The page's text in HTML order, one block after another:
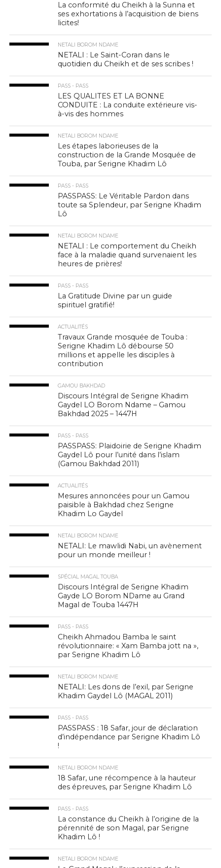
La conformité du Cheikh à la Sunna et
ses exhortations à l’acquisition de biens
licites!
NETALI BOROM NDAME
NETALI : Le Saint-Coran dans le
quotidien du Cheikh et de ses scribes !
PASS - PASS
LES QUALITES ET LA BONNE
CONDUITE : La conduite extérieure vis-
à-vis des hommes
NETALI BOROM NDAME
Les étapes laborieuses de la
construction de la Grande Mosquée de
Touba, par Serigne Khadim Lô
PASS - PASS
PASSPASS: Le Véritable Pardon dans
toute sa Splendeur, par Serigne Khadim
Lô
NETALI BOROM NDAME
NETALI : Le comportement du Cheikh
face à la maladie quand survenaient les
heures de prières!
PASS - PASS
La Gratitude Divine par un guide
spirituel gratifié!
ACTUALITÉS
Travaux Grande mosquée de Touba :
Serigne Khadim Lô débourse 50
millions et appelle les disciples à
contribution
GAMOU BAKHDAD
Discours Intégral de Serigne Khadim
Gaydel LO Borom Ndame – Gamou
Bakhdad 2025 – 1447H
PASS - PASS
PASSPASS: Plaidoirie de Serigne Khadim
Gaydel Lô pour l’unité dans l’islam
(Gamou Bakhdad 2011)
ACTUALITÉS
Mesures annoncées pour un Gamou
paisible à Bakhdad chez Serigne
Khadim Lo Gaydel
NETALI BOROM NDAME
NETALI: Le mawlidi Nabi, un avènement
pour un monde meilleur !
SPÉCIAL MAGAL TOUBA
Discours Intégral de Serigne Khadim
Gayde LO Borom NDame au Grand
Magal de Touba 1447H
PASS - PASS
Cheikh Ahmadou Bamba le saint
révolutionnaire: « Xam Bamba jott na »,
par Serigne Khadim Lô
NETALI BOROM NDAME
NETALI: Les dons de l’exil, par Serigne
Khadim Gaydel Lô (MAGAL 2011)
PASS - PASS
PASSPASS : 18 Safar, jour de déclaration
d’indépendance par Serigne Khadim Lô
!
NETALI BOROM NDAME
18 Safar, une récompence à la hauteur
des épreuves, par Serigne Khadim Lô
PASS - PASS
La constance du Cheikh à l’origine de la
pérennité de son Magal, par Serigne
Khadim Lô !
NETALI BOROM NDAME